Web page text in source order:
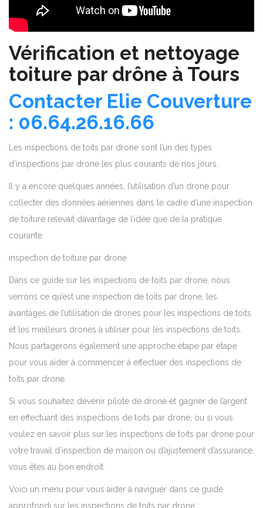
Vérification et nettoyage
toiture par drône à Tours
Contacter Elie Couverture
: 06.64.26.16.66
Les inspections de toits par drone sont l’un des types
d’inspections par drone les plus courants de nos jours.
Il y a encore quelques années, l’utilisation d’un drone pour
collecter des données aériennes dans le cadre d’une inspection
de toiture relevait davantage de l’idée que de la pratique
courante.
inspection de toiture par drone
Dans ce guide sur les inspections de toits par drone, nous
verrons ce qu’est une inspection de toits par drone, les
avantages de l’utilisation de drones pour les inspections de toits
et les meilleurs drones à utiliser pour les inspections de toits.
Nous partagerons également une approche étape par étape
pour vous aider à commencer à effectuer des inspections de
toits par drone.
Si vous souhaitez devenir pilote de drone et gagner de l’argent
en effectuant des inspections de toits par drone, ou si vous
voulez en savoir plus sur les inspections de toits par drone pour
votre travail d’inspection de maison ou d’ajustement d’assurance,
vous êtes au bon endroit.
Voici un menu pour vous aider à naviguer dans ce guide
approfondi sur les inspections de toits par drone :